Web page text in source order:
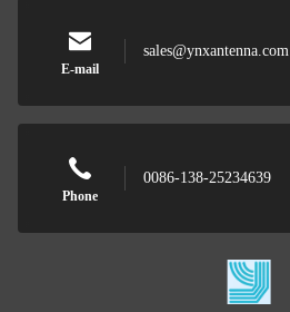
E-mail
sales@ynxantenna.com
Phone
0086-138-25234639